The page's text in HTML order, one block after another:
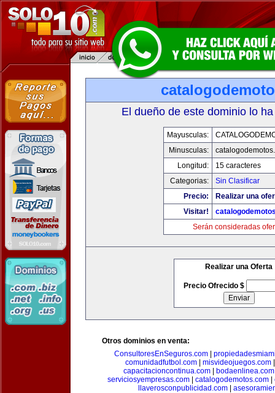
El dueño de este dominio lo
Mayusculas:
Minusculas:
Longitud:
15 caracteres
Categorias:
Sin Clasificar
Precio:
Realizar una
Visitar!
Serán consideradas
Realizar una Oferta
Precio Ofrecido $
Otros dominios en venta:
ConsultoresEnSeguros.com
comunidadfutbol.com| misvideojuegos.com
capacitacioncontinua.com
bodaenlinea.com
serviciosyempresas.com
catalogodemotos.com
llaverosconpublicidad.com|